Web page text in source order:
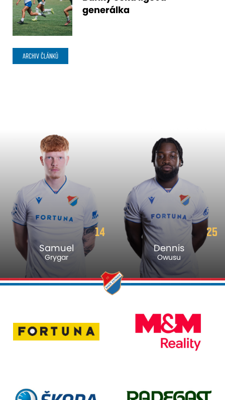
generálka
ARCHIV ČLÁNKŮ
14
Samuel
Grygar
25
Dennis
Owusu